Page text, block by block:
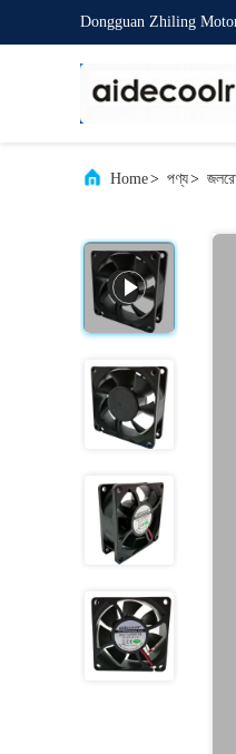
Dongguan Zhiling
Home> পণ্য>